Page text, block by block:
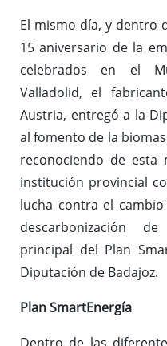
El mismo día, y dentro
15 aniversario de la
celebrados en el
Valladolid, el
Austria, entregó a la
al fomento de la
reconociendo de esta
institución provincial
lucha contra el
descarbonización
principal del Plan
Diputación de Badajoz.
Plan SmartEnergía